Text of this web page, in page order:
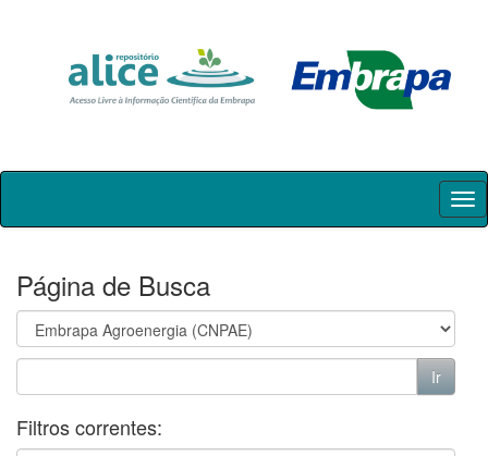
Skip
Página de Busca
Filtros correntes: